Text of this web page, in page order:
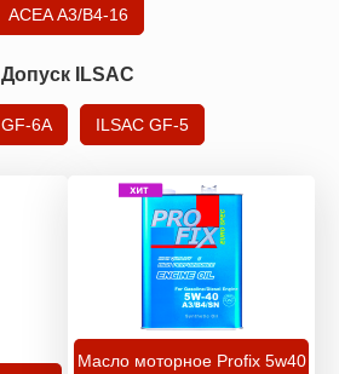
ACEA А3/B4-16
Допуск ILSAC
6A ILSAC GF-5
Масло моторное Profix 5w40